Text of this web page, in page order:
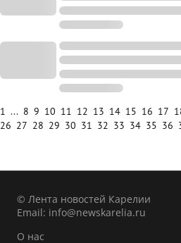
1 ... 8 9 10 11 12 13 14 15 16 17
26 27 28 29 30 31 32 33 34 35 36
© Лента новостей Карелии
Email: info@newskarelia.ru
О нас